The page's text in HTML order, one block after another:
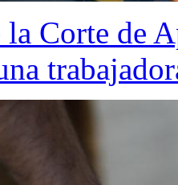
Corte de